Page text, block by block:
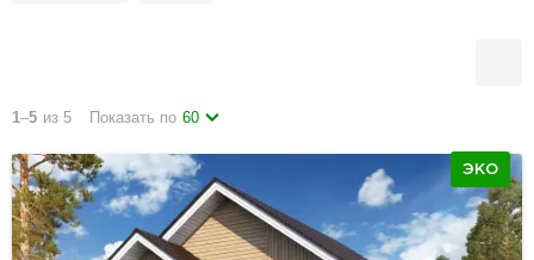
1–5 из 5 Показать по 60
ЭКО